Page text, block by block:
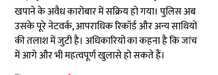
खपाने के अवैध कारोबार में सक्रिय हो गया। पुलिस अब
उसके पूरे नेटवर्क, आपराधिक रिकॉर्ड और अन्य साथियों
की तलाश में जुटी है। अधिकारियों का कहना है कि जांच
में आगे और भी महत्वपूर्ण खुलासे हो सकते हैं।